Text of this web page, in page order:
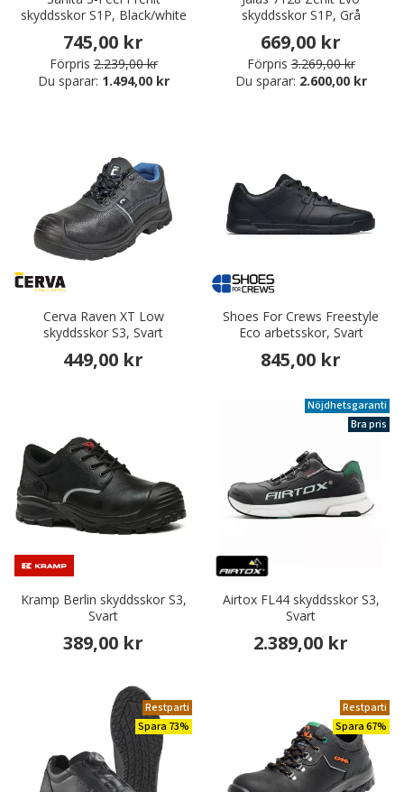
skyddsskor S1P, Black/white
745,00 kr
Förpris 2.239,00 kr
Du sparar: 1.494,00 kr
skyddsskor S1P, Grå
669,00 kr
Förpris 3.269,00 kr
Du sparar: 2.600,00 kr
Cerva Raven XT Low
skyddsskor S3, Svart
449,00 kr
Shoes For Crews Freestyle
Eco arbetsskor, Svart
845,00 kr
Kramp Berlin skyddsskor S3,
Svart
389,00 kr
Nöjdhetsgaranti
Bra pris
Airtox FL44 skyddsskor S3,
Svart
2.389,00 kr
Restparti
Spara 73%
Restparti
Spara 67%